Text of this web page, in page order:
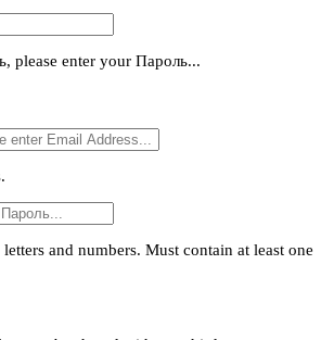
please enter your Пароль...
and numbers. Must contain at least one